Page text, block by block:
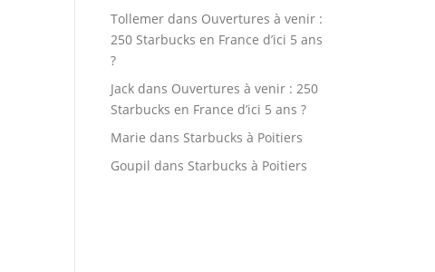
Tollemer dans Ouvertures à venir :
250 Starbucks en France d’ici 5 ans
?
Jack dans Ouvertures à venir : 250
Starbucks en France d’ici 5 ans ?
Marie dans Starbucks à Poitiers
Goupil dans Starbucks à Poitiers